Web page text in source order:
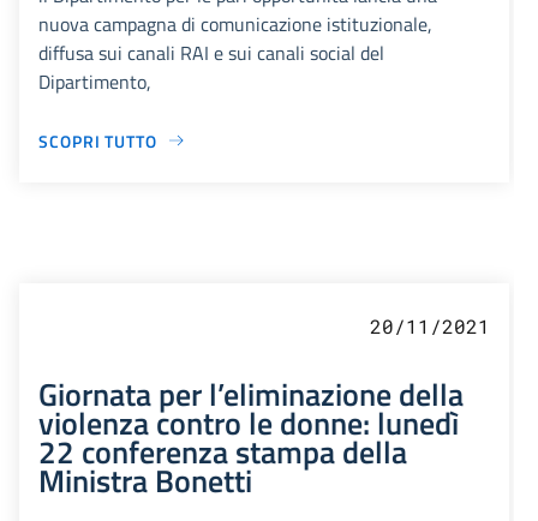
nuova campagna di comunicazione istituzionale,
diffusa sui canali RAI e sui canali social del
Dipartimento,
SCOPRI TUTTO
20/11/2021
Giornata per l’eliminazione della
violenza contro le donne: lunedì
22 conferenza stampa della
Ministra Bonetti